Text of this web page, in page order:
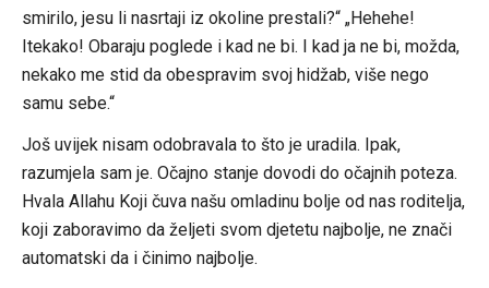
smirilo, jesu li nasrtaji iz okoline prestali?“ „Hehehe!
Itekako! Obaraju poglede i kad ne bi. I kad ja ne bi, možda,
nekako me stid da obespravim svoj hidžab, više nego
samu sebe.“
Još uvijek nisam odobravala to što je uradila. Ipak,
razumjela sam je. Očajno stanje dovodi do očajnih poteza.
Hvala Allahu Koji čuva našu omladinu bolje od nas roditelja,
koji zaboravimo da željeti svom djetetu najbolje, ne znači
automatski da i činimo najbolje.